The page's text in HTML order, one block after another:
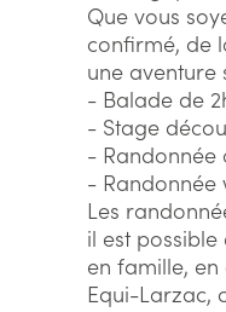
Que vous
confirmé, de
une aventure
- Balade de
- Stage
- Randonnée
- Randonnée
Les
il est
en famille,
Equi-Larzac,